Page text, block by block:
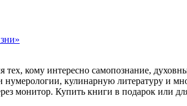
тех, кому интересно самопознание,
нумерологии, кулинарную литературу и
монитор. Купить книги в подарок или